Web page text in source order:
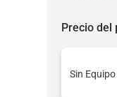
Precio del
Sin